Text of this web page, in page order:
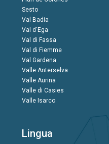
Sesto
Val Badia
Val d'Ega
Val di Fassa
Val di Fiemme
Val Gardena
Valle Anterselva
Valle Aurina
Valle di Casies
Valle Isarco
Lingua